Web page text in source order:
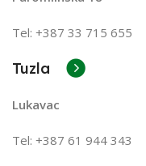
Tel: +387 33 715 655
Tuzla
Lukavac
Tel: +387 61 944 343